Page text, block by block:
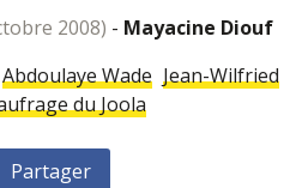
2008) - Mayacine Diouf
Abdoulaye Wade Jean-Wilfried
du Joola
Partager